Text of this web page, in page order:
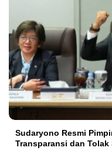
Sudaryono Resmi
Transparansi dan